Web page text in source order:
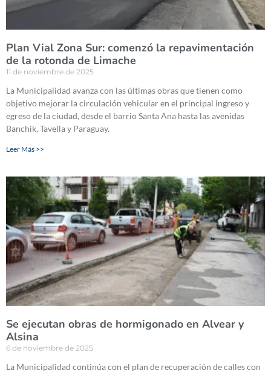
Plan Vial Zona Sur: comenzó la repavimentación
de la rotonda de Limache
11 de noviembre de 2025
La Municipalidad avanza con las últimas obras que tienen como
objetivo mejorar la circulación vehicular en el principal ingreso y
egreso de la ciudad, desde el barrio Santa Ana hasta las avenidas
Banchik, Tavella y Paraguay.
Leer Más >>
Se ejecutan obras de hormigonado en Alvear y
Alsina
6 de noviembre de 2025
La Municipalidad continúa con el plan de recuperación de calles con